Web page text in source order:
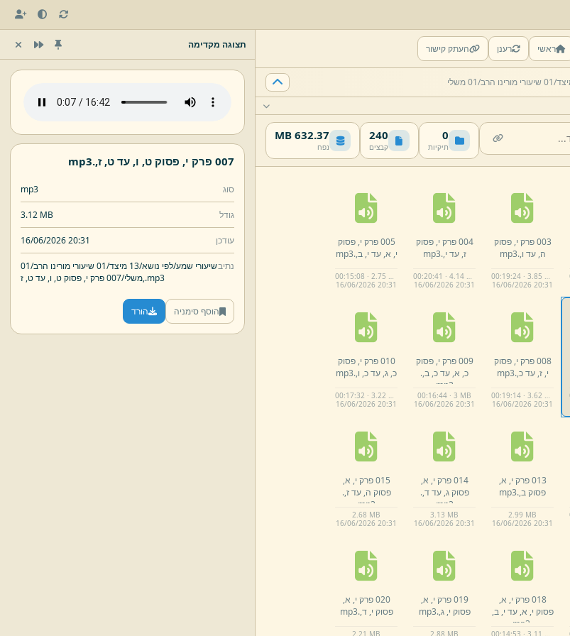
ראשי רענן העתק קישור
01 שיעורי מורינו הרב/ 01 משלי
0
תיקיות
240
קבצים
632.37 MB
נפח
003 פרק י,
פסוק
ה, עד ו,.
mp3
00:19:24 · 3.85 MB
16/06/2026 20:31
004 פרק י,
פסוק
ז, עד י,.
mp3
00:20:41 · 4.14 MB
16/06/2026 20:31
005 פרק י,
פסוק
י, א, עד י, ב,.
mp3
00:15:08 · 2.75 MB
16/06/2026 20:31
008 פרק י,
פסוק
י, ז, עד כ,.
mp3
00:19:14 · 3.62 MB
16/06/2026 20:31
009 פרק י,
פסוק
כ, א, עד כ, ב,.
mp3
00:16:44 · 3 MB
16/06/2026 20:31
010 פרק י,
פסוק
כ, ג, עד כ, ו,.
mp3
00:17:32 · 3.22 MB
16/06/2026 20:31
013 פרק י,
א,
פסוק ב,.
mp3
2.99 MB
16/06/2026 20:31
014 פרק י,
א,
פסוק ג, עד ד,.
mp3
3.13 MB
16/06/2026 20:31
015 פרק י,
א,
פסוק ה, עד ז,.
mp3
2.68 MB
16/06/2026 20:31
018 פרק י,
א,
פסוק י, א, עד י, ב,
mp3
019 פרק י,
א,
פסוק י, ג,.
mp3
2. 88 MB
020 פרק י,
א,
פסוק י, ד,.
mp3
2. 21 MB
תצוגה מקדימה
007 פרק י, פסוק ט, ו, עד ט, ז,.
mp3
סוג mp3
גודל 3.12 MB
עודכן 16/06/2026 20:31
נתיבשיעורי שמע/לפי נושא/13 מיצד/ 01 שיעורי מורינו הרב/
01
משלי/007 פרק י, פסוק ט, ו, עד ט, ז,.mp3
הוסף סימניה הורד